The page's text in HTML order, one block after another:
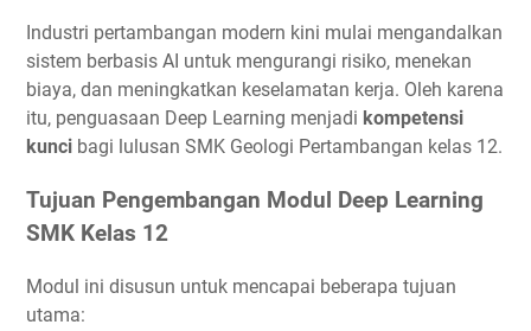
Industri pertambangan modern kini mulai mengandalkan
sistem berbasis AI untuk mengurangi risiko, menekan
biaya, dan meningkatkan keselamatan kerja. Oleh karena
itu, penguasaan Deep Learning menjadi kompetensi
kunci bagi lulusan SMK Geologi Pertambangan kelas 12.
Tujuan Pengembangan Modul Deep Learning
SMK Kelas 12
Modul ini disusun untuk mencapai beberapa tujuan
utama: